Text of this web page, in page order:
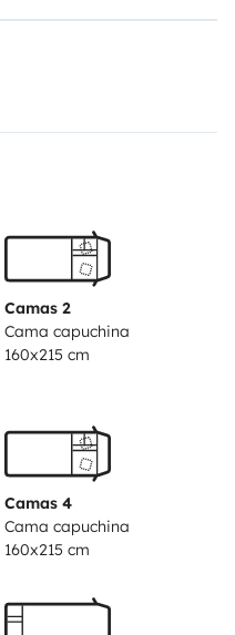
les grosses chaleurs
disposition sur
le départ ce feront
pour tout année
de l' semaine pour
pour passer des
inoubliables en
Camas 2
Cama capuchina
160x215 cm
Camas 4
Cama capuchina
160x215 cm